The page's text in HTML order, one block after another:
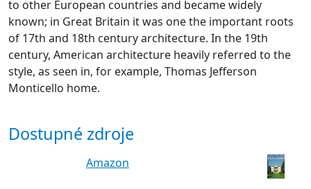
to other European countries and became widely
known; in Great Britain it was one the important roots
of 17th and 18th century architecture. In the 19th
century, American architecture heavily referred to the
style, as seen in, for example, Thomas Jefferson
Monticello home.
Dostupné zdroje
Amazon